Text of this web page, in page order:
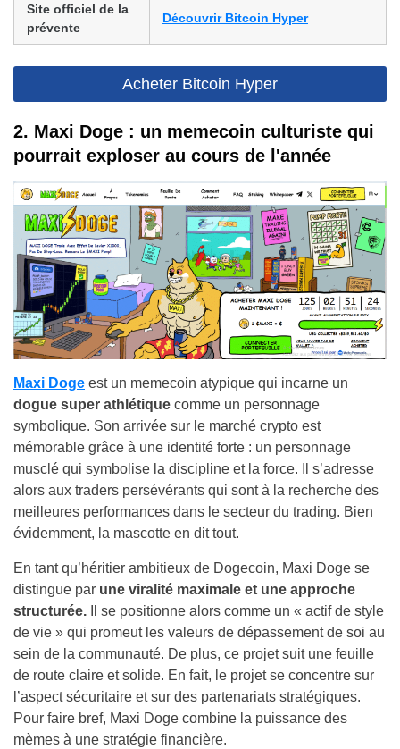
Site officiel de la
prévente
Découvrir Bitcoin Hyper
Acheter Bitcoin Hyper
2. Maxi Doge : un memecoin culturiste qui
pourrait exploser au cours de l'année
Maxi Doge est un memecoin atypique qui incarne un
dogue super athlétique comme un personnage
symbolique. Son arrivée sur le marché crypto est
mémorable grâce à une identité forte : un personnage
musclé qui symbolise la discipline et la force. Il s’adresse
alors aux traders persévérants qui sont à la recherche des
meilleures performances dans le secteur du trading. Bien
évidemment, la mascotte en dit tout.
En tant qu’héritier ambitieux de Dogecoin, Maxi Doge se
distingue par une viralité maximale et une approche
structurée. Il se positionne alors comme un « actif de style
de vie » qui promeut les valeurs de dépassement de soi au
sein de la communauté. De plus, ce projet suit une feuille
de route claire et solide. En fait, le projet se concentre sur
l’aspect sécuritaire et sur des partenariats stratégiques.
Pour faire bref, Maxi Doge combine la puissance des
mèmes à une stratégie financière.